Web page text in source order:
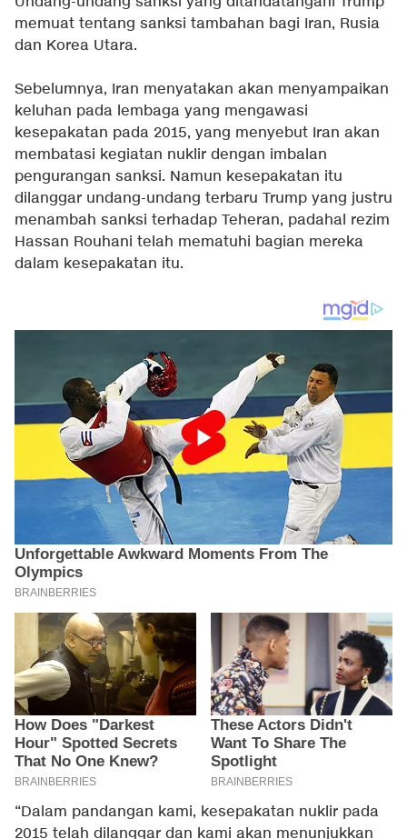
memuat tentang sanksi tambahan bagi Iran, Rusia
dan Korea Utara.
Sebelumnya, Iran menyatakan akan menyampaikan
keluhan pada lembaga yang mengawasi
kesepakatan pada 2015, yang menyebut Iran akan
membatasi kegiatan nuklir dengan imbalan
pengurangan sanksi. Namun kesepakatan itu
dilanggar undang-undang terbaru Trump yang justru
menambah sanksi terhadap Teheran, padahal rezim
Hassan Rouhani telah mematuhi bagian mereka
dalam kesepakatan itu.
“Dalam pandangan kami, kesepakatan nuklir pada
2015 telah dilanggar dan kami akan menunjukkan